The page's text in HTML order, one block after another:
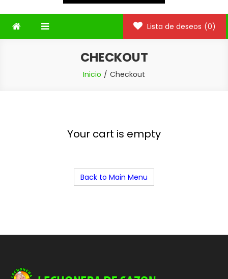
Lista de deseos (0)
CHECKOUT
Inicio Checkout
Your cart is empty
Back to Main Menu